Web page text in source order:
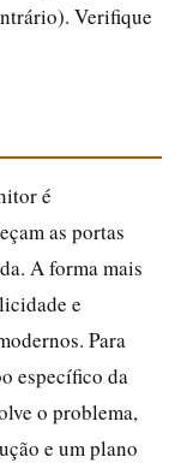
Verifique
é
as portas
A forma mais
e
Para
específico da
o problema,
e um plano